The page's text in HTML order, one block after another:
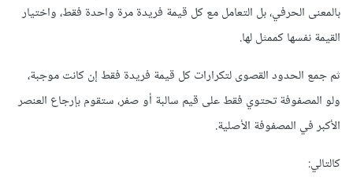
بالمعنى الحرفي، بل التعامل مع كل قيمة فريدة مرة واحدة فقط، واختيار
القيمة نفسها كممثل لها.
ثم جمع الحدود القصوى لتكرارات كل قيمة فريدة فقط إن كانت موجبة،
ولو المصفوفة تحتوي فقط على قيم سالبة أو صفر، ستقوم بإرجاع العنصر
الأكبر في المصفوفة الأصلية.
كالتالي: